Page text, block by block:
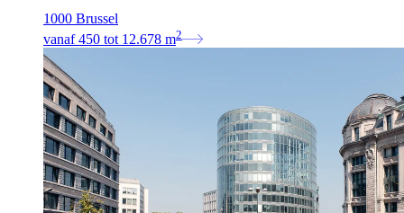
1000 Brussel
vanaf 450 tot 12.678 m2